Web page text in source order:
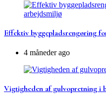
Effektiv byggepladsrengøring
4 måneder ago
Vigtigheden af gulvopretning i